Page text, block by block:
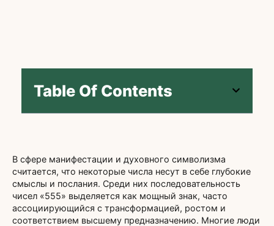
Table Of Contents
В сфере манифестации и духовного символизма
считается, что некоторые числа несут в себе глубокие
смыслы и послания. Среди них последовательность
чисел «555» выделяется как мощный знак, часто
ассоциирующийся с трансформацией, ростом и
соответствием высшему предназначению. Многие люди